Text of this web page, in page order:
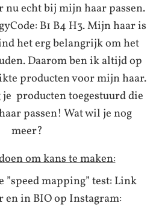
nu echt bij mijn haar passen.
B1 B4 H3. Mijn haar is
het erg belangrijk om het
Daarom ben ik altijd op
producten voor mijn haar.
producten toegestuurd die
passen! Wat wil je nog
meer?
om kans te maken:
”speed mapping” test: Link
en in BIO op Instagram: